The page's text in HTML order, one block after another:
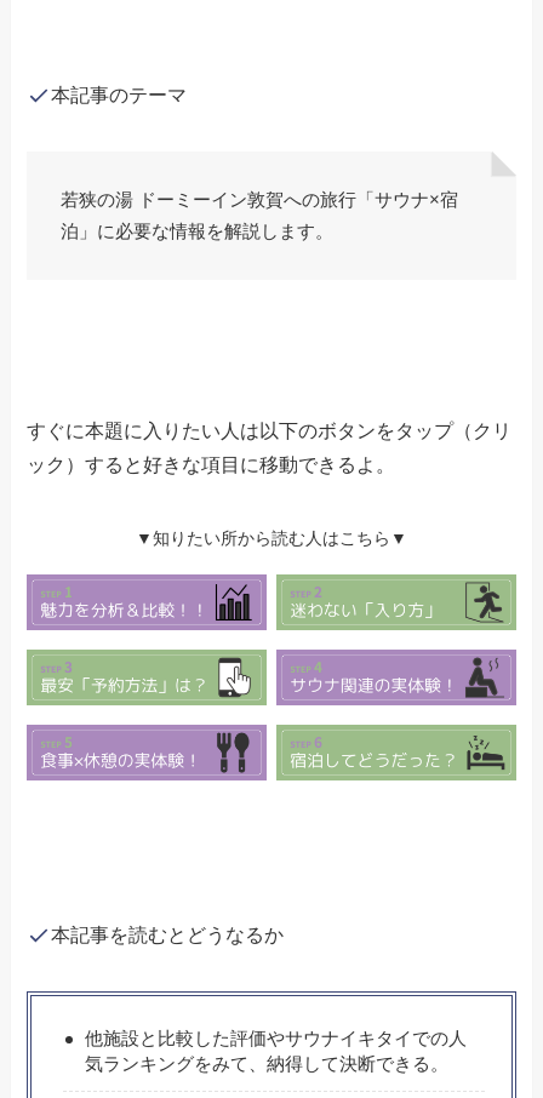
本記事のテーマ
若狭の湯 ドーミーイン敦賀への旅行「サウナ×宿
泊」に必要な情報を解説します。
すぐに本題に入りたい人は以下のボタンをタップ（クリ
ック）すると好きな項目に移動できるよ。
▼知りたい所から読む人はこちら▼
本記事を読むとどうなるか
他施設と比較した評価やサウナイキタイでの人
気ランキングをみて、納得して決断できる。